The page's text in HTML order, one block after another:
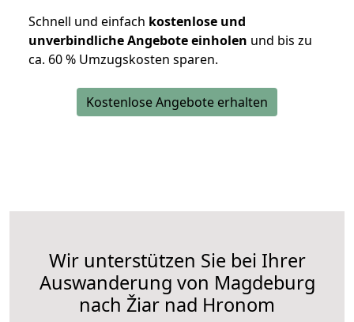
Schnell und einfach kostenlose und
unverbindliche Angebote einholen und bis zu
ca. 60 % Umzugskosten sparen.
Kostenlose Angebote erhalten
Wir unterstützen Sie bei Ihrer
Auswanderung von Magdeburg
nach Žiar nad Hronom